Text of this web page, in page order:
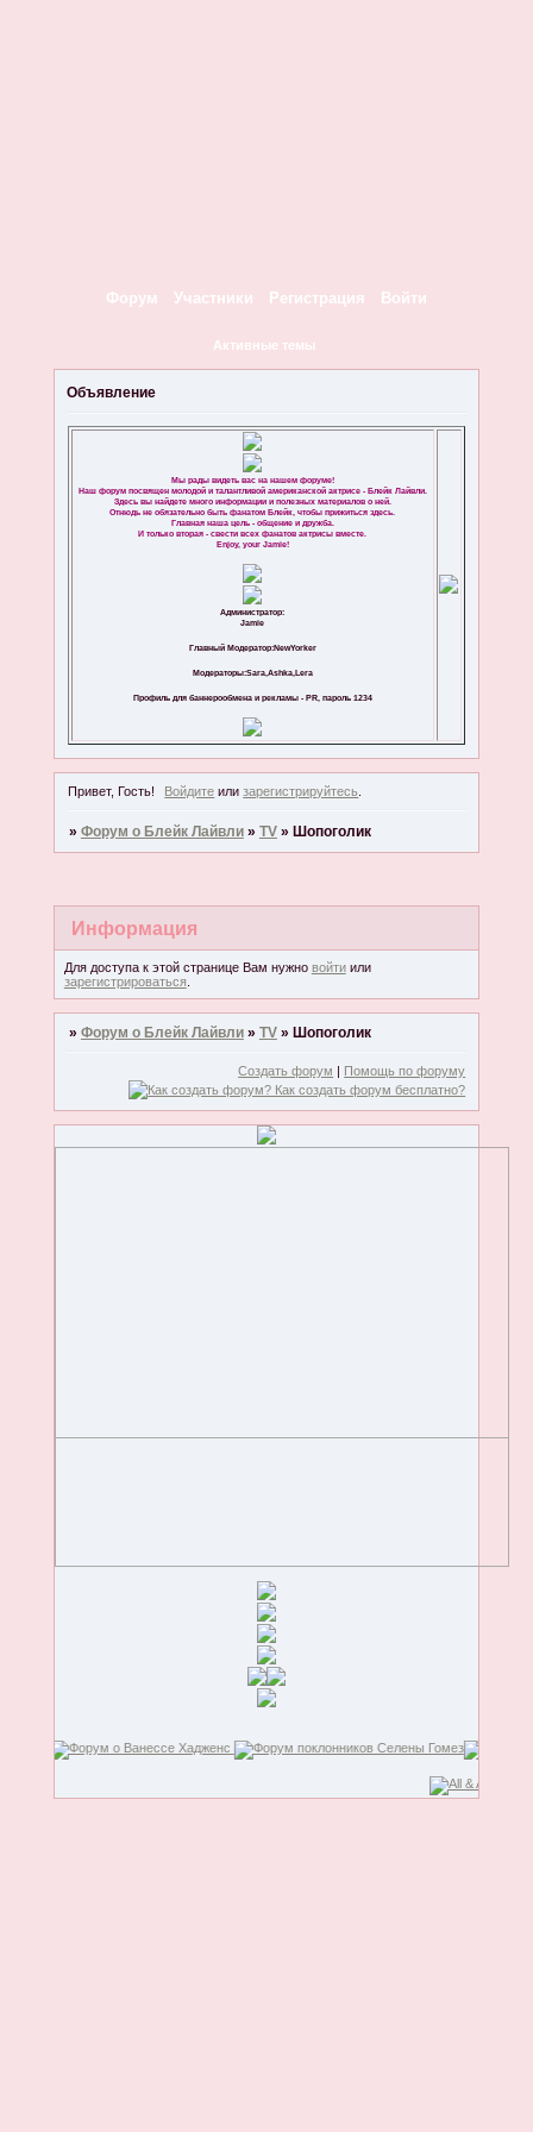
Форум Участники Регистрация Войти
Активные темы
Объявление
Мы рады видеть вас на нашем форуме!
Наш форум посвящен молодой и талантливой американской актрисе - Блейк Лайвли.
Здесь вы найдете много информации и полезных материалов о ней.
Отнюдь не обязательно быть фанатом Блейк, чтобы прижиться здесь.
Главная наша цель - общение и дружба.
И только вторая - свести всех фанатов актрисы вместе.
Enjoy, your Jamie!
Администратор:
Jamie
Главный Модератор:NewYorker
Модераторы:Sara,Ashka,Lera
Профиль для баннерообмена и рекламы - PR, пароль 1234
Привет, Гость! Войдите илизарегистрируйтесь
» Форум о Блейк Лайвли » TV » Шопоголик
Информация
Для доступа к этой странице Вам нужно войтиили
зарегистрироваться.
» Форум о Блейк Лайвли » TV » Шопоголик
Создать форум | Помощь по форуму